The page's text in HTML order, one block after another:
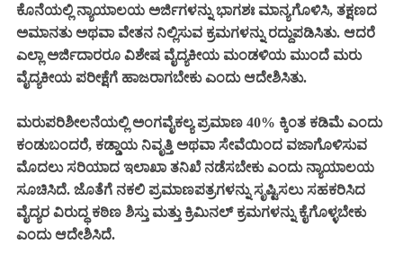
ಕೊನೆಯಲ್ಲಿ ನ್ಯಾಯಾಲಯ ಅರ್ಜಿಗಳನ್ನು ಭಾಗಶಃ ಮಾನ್ಯಗೊಳಿಸಿ, ತಕ್ಷಣದ
ಅಮಾನತು ಅಥವಾ ವೇತನ ನಿಲ್ಲಿಸುವ ಕ್ರಮಗಳನ್ನು ರದ್ದುಪಡಿಸಿತು. ಆದರೆ
ಎಲ್ಲಾ ಅರ್ಜಿದಾರರೂ ವಿಶೇಷ ವೈದ್ಯಕೀಯ ಮಂಡಳಿಯ ಮುಂದೆ ಮರು
ವೈದ್ಯಕೀಯ ಪರೀಕ್ಷೆಗೆ ಹಾಜರಾಗಬೇಕು ಎಂದು ಆದೇಶಿಸಿತು.
ಮರುಪರಿಶೀಲನೆಯಲ್ಲಿ ಅಂಗವೈಕಲ್ಯ ಪ್ರಮಾಣ 40% ಕ್ಕಿಂತ ಕಡಿಮೆ ಎಂದು
ಕಂಡುಬಂದರೆ, ಕಡ್ಡಾಯ ನಿವೃತ್ತಿ ಅಥವಾ ಸೇವೆಯಿಂದ ವಜಾಗೊಳಿಸುವ
ಮೊದಲು ಸರಿಯಾದ ಇಲಾಖಾ ತನಿಖೆ ನಡೆಸಬೇಕು ಎಂದು ನ್ಯಾಯಾಲಯ
ಸೂಚಿಸಿದೆ. ಜೊತೆಗೆ ನಕಲಿ ಪ್ರಮಾಣಪತ್ರಗಳನ್ನು ಸೃಷ್ಟಿಸಲು ಸಹಕರಿಸಿದ
ವೈದ್ಯರ ವಿರುದ್ಧ ಕಠಿಣ ಶಿಸ್ತು ಮತ್ತು ಕ್ರಿಮಿನಲ್ ಕ್ರಮಗಳನ್ನು ಕೈಗೊಳ್ಳಬೇಕು
ಎಂದು ಆದೇಶಿಸಿದೆ.